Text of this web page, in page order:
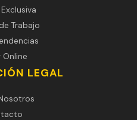
Trabajo
Online
LEGAL